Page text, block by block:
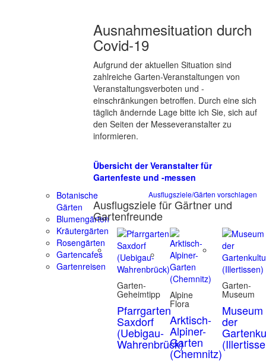
Ausnahmesituation durch
Covid-19
Aufgrund der aktuellen Situation sind
zahlreiche Garten-Veranstaltungen von
Veranstaltungsverboten und -
einschränkungen betroffen. Durch eine sich
täglich ändernde Lage bitte ich Sie, sich auf
den Seiten der Messeveranstalter zu
informieren.
Übersicht der Veranstalter für
Gartenfeste und -messen
Botanische
Gärten
Blumengärten
Kräutergärten
Rosengärten
Gartencafes
Gartenreisen
Ausflugsziele/Gärten vorschlagen
Ausflugsziele für Gärtner und
Gartenfreunde
Garten-
Geheimtipp
Pfarrgarten
Saxdorf
(Uebigau-
Wahrenbrück)
Alpine
Flora
Arktisch-
Alpiner-
Garten
(Chemnitz)
Garten-
Museum
Museum
der